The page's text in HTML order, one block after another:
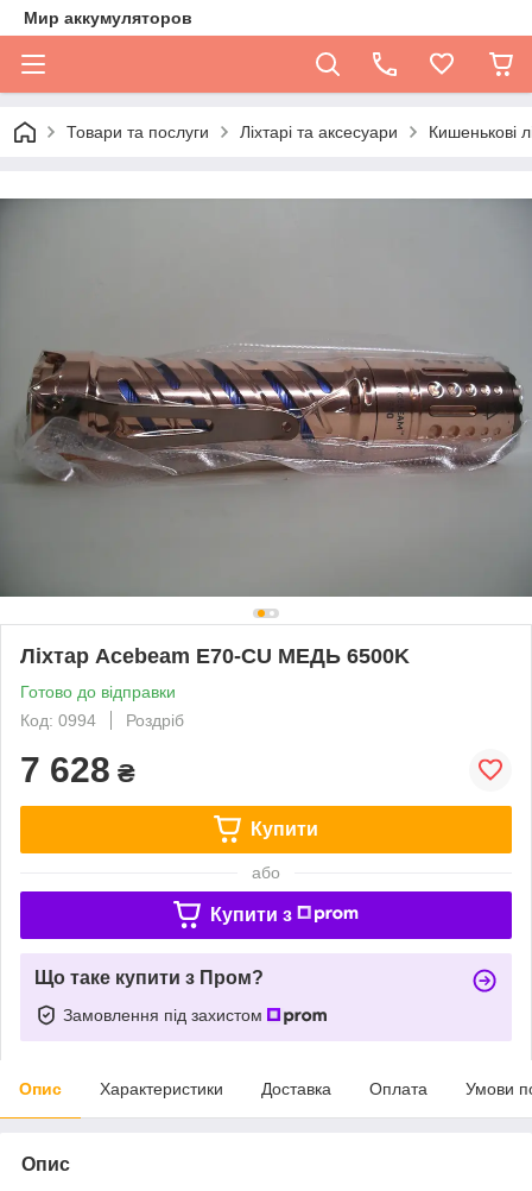
Мир аккумуляторов
Товари та послуги Ліхтарі та аксесуари Кишенькові
Ліхтар Acebeam E70-CU МЕДЬ 6500K
Готово до відправки
Код: 0994
Роздріб
7 628 ₴
Купити
або
Купити з
Що таке купити з Пром?
Замовлення під захистом
Опис Характеристики Доставка Оплата Умови
Опис